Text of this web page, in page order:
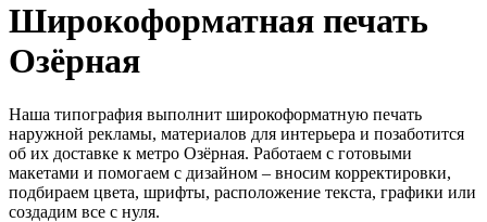
Широкоформатная печать
Озёрная
Наша типография выполнит широкоформатную печать
наружной рекламы, материалов для интерьера и позаботится
об их доставке к метро Озёрная. Работаем с готовыми
макетами и помогаем с дизайном – вносим корректировки,
подбираем цвета, шрифты, расположение текста, графики или
создадим все с нуля.